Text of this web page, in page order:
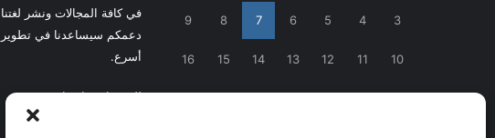
3
4
5
6
7
8
9
10
11
12
13
14
15
16
في كافة المجالات ونشر لغتنا
دعمكم سيساعدنا في
أسرع.
للتبرعاضغط هنا